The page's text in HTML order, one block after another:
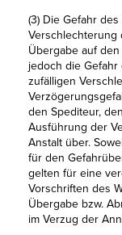
(3) Die Gefahr
Verschlechterung
Übergabe auf
jedoch die
zufälligen
den Spediteur,
Ausführung der
Anstalt über.
für den
gelten für eine
Vorschriften des
Übergabe bzw.
im Verzug der